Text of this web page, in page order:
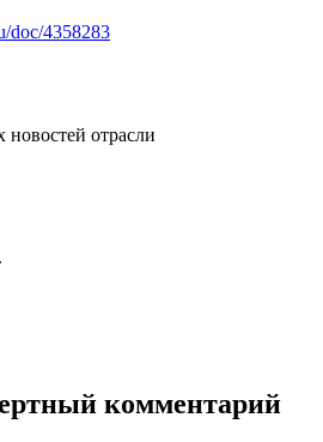
doc/4358283
новостей отрасли
комментарий